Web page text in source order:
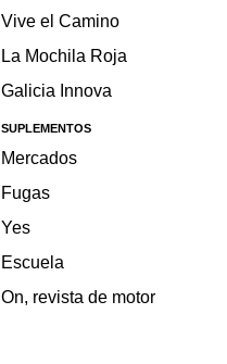
Vive el Camino
La Mochila Roja
Galicia Innova
SUPLEMENTOS
Mercados
Fugas
Yes
Escuela
On, revista de motor